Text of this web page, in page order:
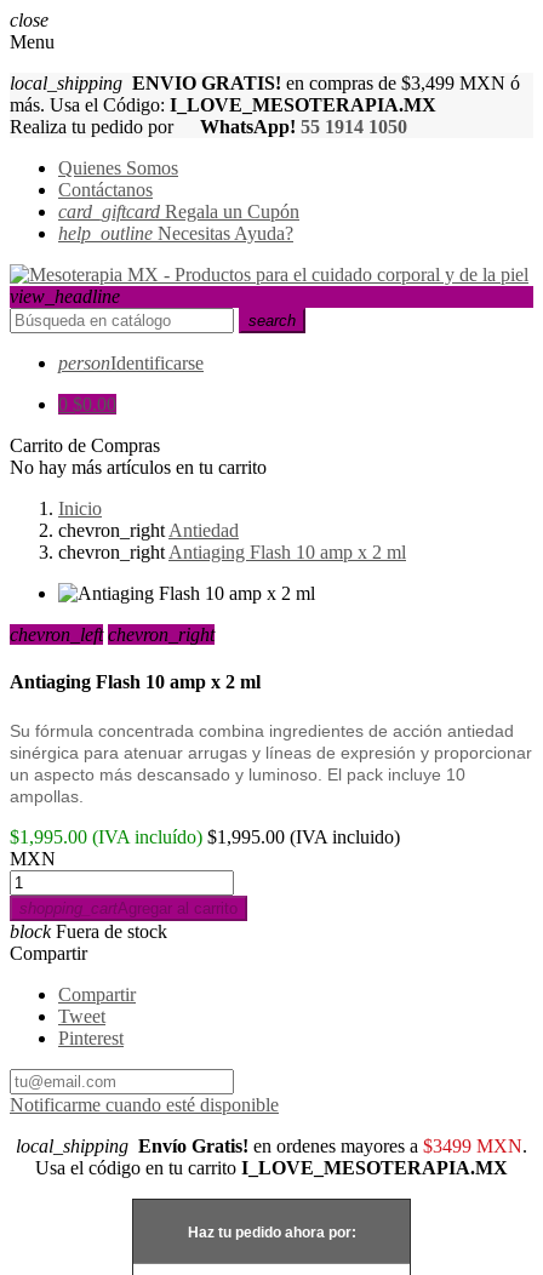
close
Menu
local_shipping ENVIO GRATIS! en compras de $3,499 MXN ó
más. Usa el Código: I_LOVE_MESOTERAPIA.MX
Realiza tu pedido por
WhatsApp! 55 1914 1050
Quienes Somos
Contáctanos
card_giftcard Regala un Cupón
help_outline Necesitas Ayuda?
view_headline
search
personIdentificarse
0 $0.00
Carrito de Compras
No hay más artículos en tu carrito
Inicio
chevron_right Antiedad
chevron_right Antiaging Flash 10 amp x 2 ml
chevron_left chevron_right
Antiaging Flash 10 amp x 2 ml
Su fórmula concentrada combina ingredientes de acción antiedad
sinérgica para atenuar arrugas y líneas de expresión y proporcionar
un aspecto más descansado y luminoso. El pack incluye 10
ampollas.
$1,995.00 (IVA incluído) $1,995.00 (IVA incluido)
MXN
shopping_cartAgregar al carrito
blockFuera de stock
Compartir
Compartir
Tweet
Pinterest
Notificarme cuando esté disponible
local_shipping Envío Gratis! en ordenes mayores a $3499 MXN.
Usa el código en tu carrito I_LOVE_MESOTERAPIA.MX
Haz tu pedido ahora por: